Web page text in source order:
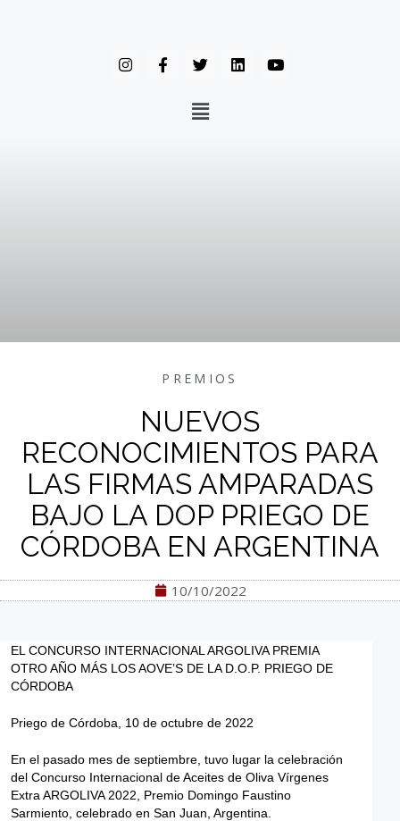
PREMIOS
NUEVOS
RECONOCIMIENTOS PARA
LAS FIRMAS AMPARADAS
BAJO LA DOP PRIEGO DE
CÓRDOBA EN ARGENTINA
10/10/2022
EL CONCURSO INTERNACIONAL ARGOLIVA PREMIA
OTRO AÑO MÁS LOS AOVE’S DE LA D.O.P. PRIEGO DE
CÓRDOBA
Priego de Córdoba, 10 de octubre de 2022
En el pasado mes de septiembre, tuvo lugar la celebración
del Concurso Internacional de Aceites de Oliva Vírgenes
Extra ARGOLIVA 2022, Premio Domingo Faustino
Sarmiento, celebrado en San Juan, Argentina.